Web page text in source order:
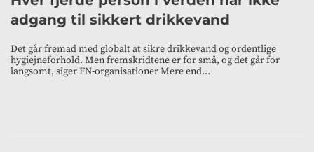
adgang til sikkert drikkevand
Det går fremad med globalt at sikre drikkevand og ordentlige
hygiejneforhold. Men fremskridtene er for små, og det går for
langsomt, siger FN-organisationer Mere end…